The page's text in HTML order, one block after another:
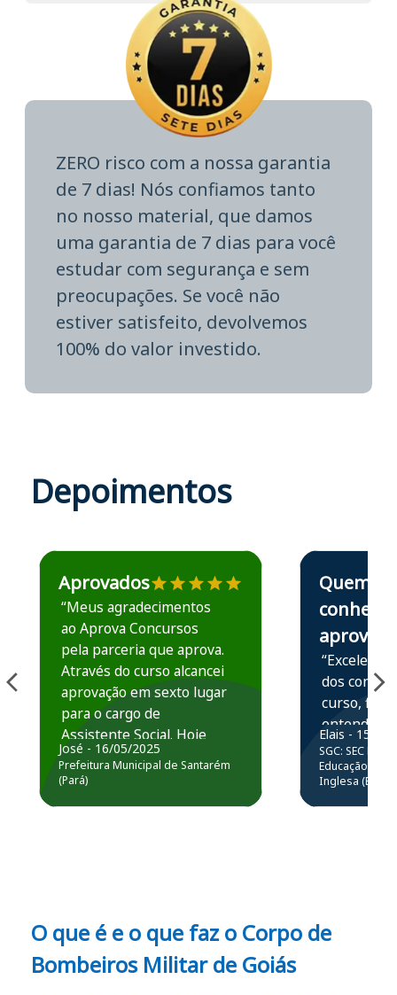
ZERO risco com a nossa garantia
de 7 dias! Nós confiamos tanto
no nosso material, que damos
uma garantia de 7 dias para você
estudar com segurança e sem
preocupações. Se você não
estiver satisfeito, devolvemos
100% do valor investido.
Depoimentos
Estudante José recomenda o Aprova Concursos em
Aprovados
“Meus agradecimentos
ao Aprova Concursos
pela parceria que aprova.
Através do curso alcancei
aprovação em sexto lugar
para o cargo de
Assistente Social. Hoje
estou atuando na
Prefeitura de Santarém.
José - 16/05/2025
Prefeitura Municipal de Santarém
(Pará)
Estudante Elais
Quem
conhece,
aprova
“Excelente
dos
curso,
entender e
prática
resolução
questões.”
Elais - 15/07/
SGC: SEC BA
Educação
Inglesa (Edital
O que é e o que faz o Corpo de
Bombeiros Militar de Goiás